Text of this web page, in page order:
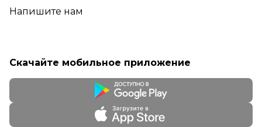
Напишите нам
Скачайте мобильное приложение